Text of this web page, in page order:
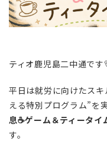
ティオ鹿児島二中通です
平日は就労に向けたス
える特別プログラム”を
息☕ゲーム＆ティータイ
す。